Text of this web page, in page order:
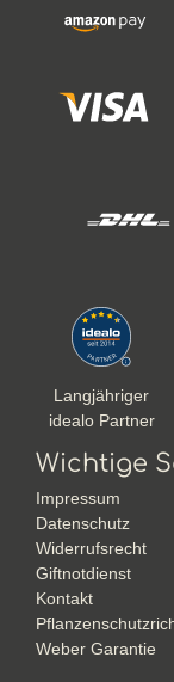
Langjähriger
idealo Partner
Wichtige
Impressum
Datenschutz
Widerrufsrecht
Giftnotdienst
Kontakt
Weber Garantie